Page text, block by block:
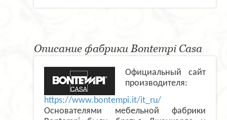
Описание фабрики Bontempi Casa
Официальный сайт
производителя:
https://www.bontempi.it/it_ru/
Основателями мебельной фабрики